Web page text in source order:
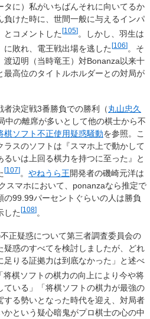
タに）私がいちばんそれに向いてるか
負けた時に、世間一般に与えるインパ
とコメントした [105] 。しかし、羽生は
に敗れ、電王戦出場を逃した[106]。そ
渡辺明（当時竜王）対Bonanza以来十
高位のタイトルホルダーとの対局が
者決定戦3番勝負での勝利（丸山忠久
中の離席が多いとして他の棋士から不
棋ソフト不正使用疑惑騒動を参照。こ
スのソフトは『スマホ上で動かして
いは上回る棋力を持つに至った』と
[107] 。 やねうら王開発者の磯崎元洋は
スマホにおいて、ponanzaなら推定で
99.99パーセントぐらいの人は勝負
した[108]。
正疑惑について第三者調査委員会の
疑惑のすべてを検討しましたが、どれ
足りる証拠力は到底なかった」と述べ
将棋ソフトの棋力の向上により今や将
いる」「将棋ソフトの棋力が最強の
る勢いとなった時代を迎え、対局者
という疑心暗鬼がプロ棋士の心の中